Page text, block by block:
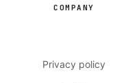
COMPANY
Privacy policy